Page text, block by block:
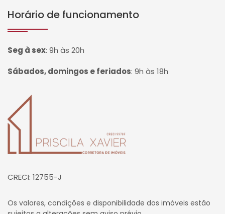
Horário de funcionamento
Seg à sex: 9h às 20h
Sábados, domingos e feriados: 9h às 18h
Página inicial
CRECI: 12755-J
Os valores, condições e disponibilidade dos imóveis estão